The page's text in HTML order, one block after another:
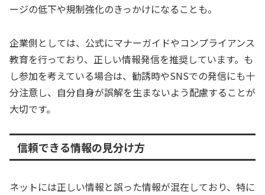
ージの低下や規制強化のきっかけになることも。
企業側としては、公式にマナーガイドやコンプライアンス
教育を行っており、正しい情報発信を推奨しています。も
し参加を考えている場合は、勧誘時やSNSでの発信にも十
分注意し、自分自身が誤解を生まないよう配慮することが
大切です。
信頼できる情報の見分け方
ネットには正しい情報と誤った情報が混在しており、特に